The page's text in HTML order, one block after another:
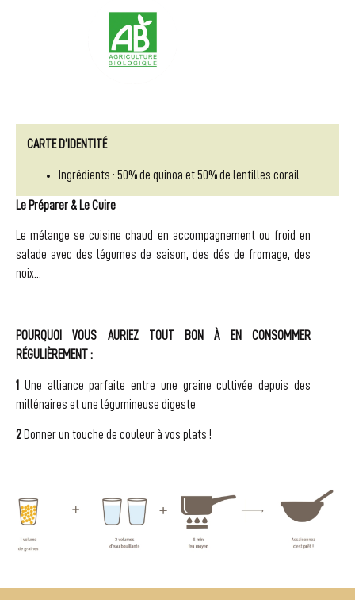
CARTE D’IDENTITÉ
Ingrédients : 50% de quinoa et 50% de lentilles corail
Le Préparer & Le Cuire
Le mélange se cuisine chaud en accompagnement ou froid en
salade avec des légumes de saison, des dés de fromage, des
noix…
POURQUOI VOUS AURIEZ TOUT BON À EN CONSOMMER
RÉGULIÈREMENT :
1 Une alliance parfaite entre une graine cultivée depuis des
millénaires et une légumineuse digeste
2 Donner un touche de couleur à vos plats !